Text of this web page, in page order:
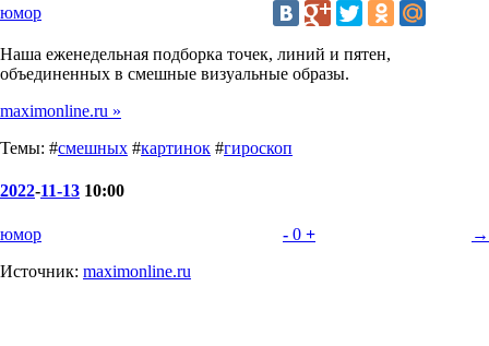
юмор
Наша еженедельная подборка точек, линий и пятен,
объединенных в смешные визуальные образы.
maximonline.ru »
Темы: #смешных #картинок #гироскоп
2022-11-13 10:00
юмор - 0 +
→
Источник: maximonline.ru